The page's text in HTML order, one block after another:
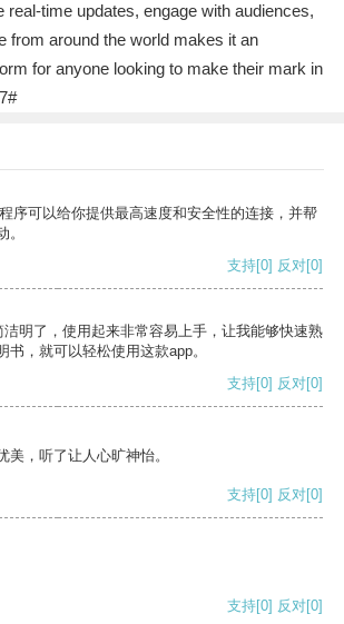
real-time updates, engage with audiences,
from around the world makes it an
for anyone looking to make their mark in
序可以给你提供最高速度和安全性的连接，并帮
支持[0] 反对[0]
明了，使用起来非常容易上手，让我能够快速熟
书，就可以轻松使用这款app。
支持[0] 反对[0]
美，听了让人心旷神怡。
支持[0] 反对[0]
支持[0] 反对[0]